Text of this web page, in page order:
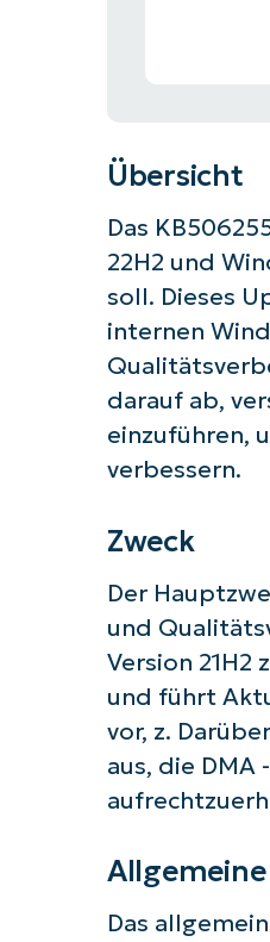
Übersicht
Das
22H2 und
soll. Dieses
internen
darauf ab,
einzuführen,
verbessern.
Zweck
Der
und
Version
und führt
vor, z.
aus, die
Das